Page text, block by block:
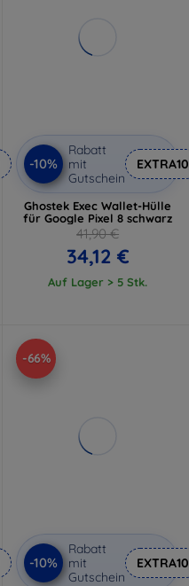
-10%
Rabatt
mit
Gutschein
EXTRA10
Ghostek Exec Wallet-Hülle
für Google Pixel 8 schwarz
41,90 €
34,12 €
Auf Lager > 5 Stk.
-66%
-10%
Rabatt
mit
Gutschein
EXTRA10